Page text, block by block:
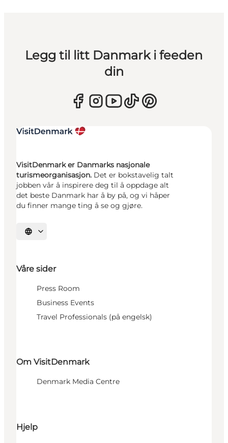
Legg til litt Danmark i feeden
din
VisitDenmark er Danmarks nasjonale
turismeorganisasjon. Det er bokstavelig talt
jobben vår å inspirere deg til å oppdage alt
det beste Danmark har å by på, og vi håper
du finner mange ting å se og gjøre.
Velg språk
Våre sider
Press Room
Business Events
Travel Professionals (på engelsk)
Om VisitDenmark
Denmark Media Centre
Hjelp